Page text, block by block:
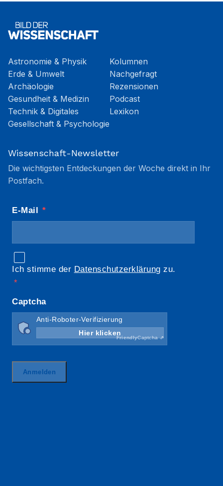
Astronomie & Physik
Erde & Umwelt
Archäologie
Gesundheit & Medizin
Technik & Digitales
Gesellschaft & Psychologie
Kolumnen
Nachgefragt
Rezensionen
Podcast
Lexikon
Wissenschaft-Newsletter
Die wichtigsten Entdeckungen der Woche direkt in Ihr
Postfach.